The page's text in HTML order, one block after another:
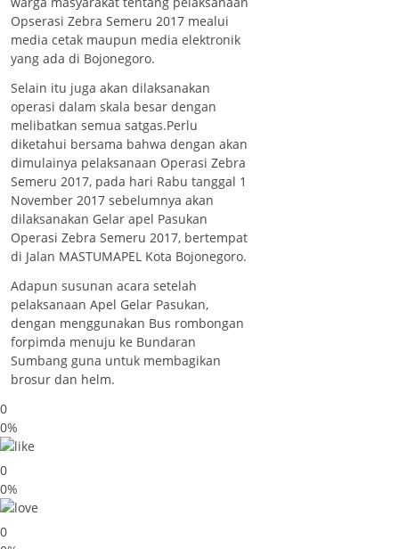
Opserasi Zebra Semeru 2017 mealui
media cetak maupun media elektronik
yang ada di Bojonegoro.
Selain itu juga akan dilaksanakan
operasi dalam skala besar dengan
melibatkan semua satgas.Perlu
diketahui bersama bahwa dengan akan
dimulainya pelaksanaan Operasi Zebra
Semeru 2017, pada hari Rabu tanggal 1
November 2017 sebelumnya akan
dilaksanakan Gelar apel Pasukan
Operasi Zebra Semeru 2017, bertempat
di Jalan MASTUMAPEL Kota Bojonegoro.
Adapun susunan acara setelah
pelaksanaan Apel Gelar Pasukan,
dengan menggunakan Bus rombongan
forpimda menuju ke Bundaran
Sumbang guna untuk membagikan
brosur dan helm.
0
0%
0
0%
0